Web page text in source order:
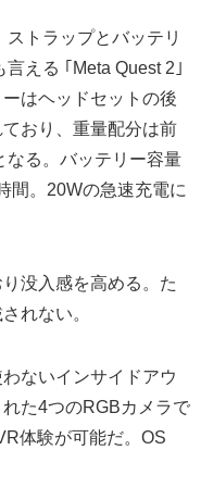
トラップとバッテリ
える ｢Meta Quest 2｣
はヘッドセットの後
おり、重量配分は前
なる。バッテリー容量
間。20Wの急速充電に
没入感を高める。た
れない。
ないインサイドアウ
た4つのRGBカメラで
体験が可能だ。OS